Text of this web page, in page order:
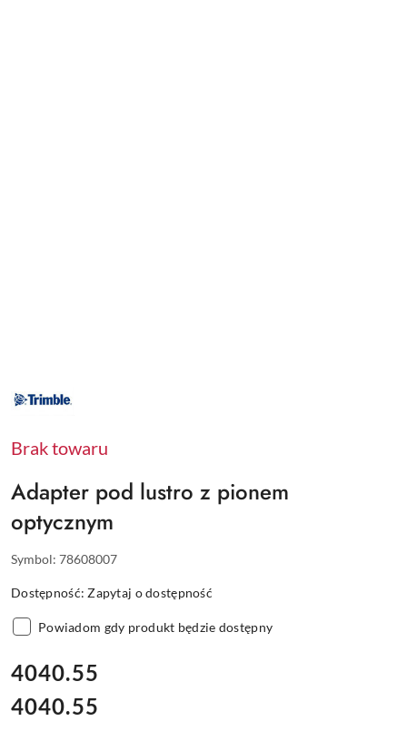
NAZWA
PRODUCENTA:
Brak towaru
Adapter pod lustro z pionem
optycznym
Symbol: 78608007
Dostępność:Zapytaj o dostępność
Powiadom gdy produkt będzie dostępny
cena:
4040.55
Cena:
4040.55